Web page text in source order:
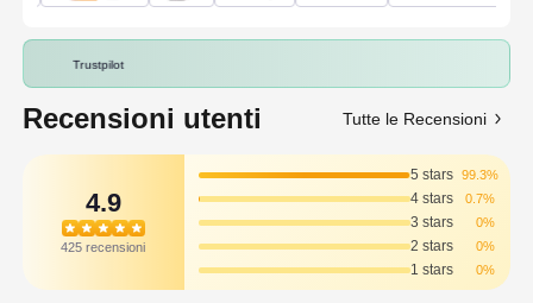
Trustpilot
Recensioni utenti Tutte le Recensioni
4.9
425 recensioni
5 stars 99.3%
4 stars 0.7%
3 stars 0%
2 stars 0%
1 stars 0%